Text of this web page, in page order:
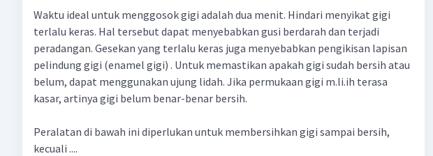
Waktu ideal untuk menggosok gigi adalah dua menit. Hindari menyikat gigi
terlalu keras. Hal tersebut dapat menyebabkan gusi berdarah dan terjadi
peradangan. Gesekan yang terlalu keras juga menyebabkan pengikisan lapisan
pelindung gigi (enamel gigi) . Untuk memastikan apakah gigi sudah bersih atau
belum, dapat menggunakan ujung lidah. Jika permukaan gigi m.li.ih terasa
kasar, artinya gigi belum benar-benar bersih.
Peralatan di bawah ini diperlukan untuk membersihkan gigi sampai bersih,
kecuali ....